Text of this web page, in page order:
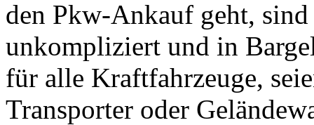
den Pkw-Ankauf geht,
unkompliziert und in
für alle Kraftfahrzeuge,
Transporter oder